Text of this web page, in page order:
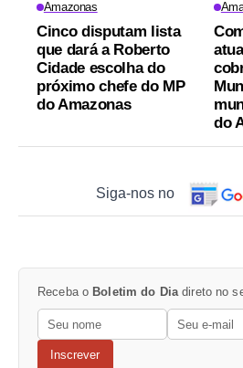
Amazonas
Cinco disputam lista
que dará a Roberto
Cidade escolha do
próximo chefe do MP
do Amazonas
do
Siga-nos no
Receba o Boletim do Dia direto no
Inscrever